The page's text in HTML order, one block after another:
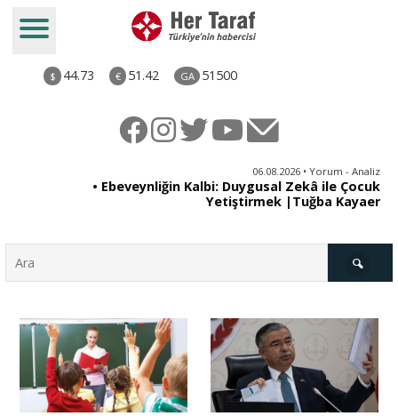
$ 44.73 € 51.42 GA 51500
06.08.2026 • Yorum - Analiz
• Ebeveynliğin Kalbi: Duygusal Zekâ ile Çocuk
Yetiştirmek |Tuğba Kayaer
Türkiye
Derkenar